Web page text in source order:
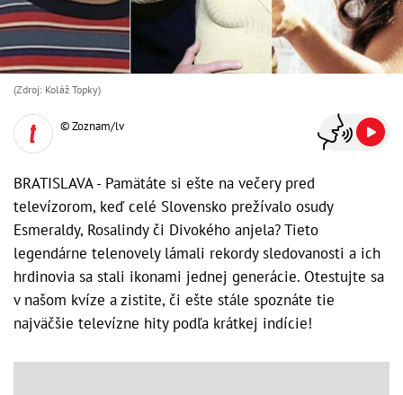
(Zdroj: Koláž Topky)
© Zoznam/lv
BRATISLAVA - Pamätáte si ešte na večery pred
televízorom, keď celé Slovensko prežívalo osudy
Esmeraldy, Rosalindy či Divokého anjela? Tieto
legendárne telenovely lámali rekordy sledovanosti a ich
hrdinovia sa stali ikonami jednej generácie. Otestujte sa
v našom kvíze a zistite, či ešte stále spoznáte tie
najväčšie televízne hity podľa krátkej indície!